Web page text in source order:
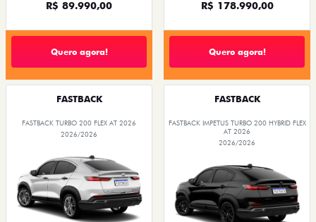
R$ 89.990,00
Quero agora!
R$ 178.990,00
Quero agora!
FASTBACK
FASTBACK TURBO 200 FLEX AT 2026
2026/2026
FASTBACK
FASTBACK IMPETUS TURBO 200 HYBRID FLEX
AT 2026
2026/2026